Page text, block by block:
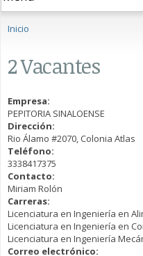
Inicio
2 Vacantes
Empresa:
PEPITORIA SINALOENSE
Dirección:
Rio Álamo #2070, Colonia Atlas
Teléfono:
3338417375
Contacto:
Miriam Rolón
Carreras:
Licenciatura en Ingeniería en
Licenciatura en Ingeniería en
Licenciatura en Ingeniería
Correo electrónico: